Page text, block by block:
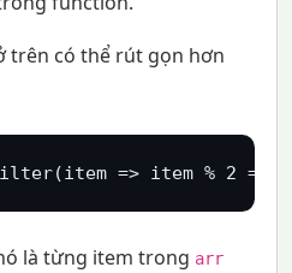
trên có thể rút gọn hơn
=> item % 2 ===
là từng item trong arr